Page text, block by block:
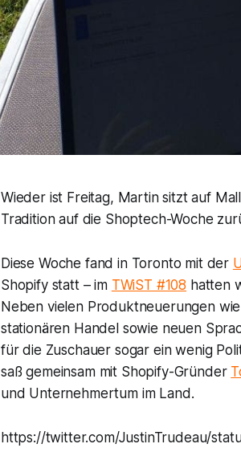
Wieder ist Freitag, Martin sitzt auf
Tradition auf die Shoptech-Woche
Diese Woche fand in Toronto mit der
Shopify statt – im TWiST #108 hatten
Neben vielen Produktneuerungen
stationären Handel sowie neuen
für die Zuschauer sogar ein wenig
saß gemeinsam mit Shopify-Gründer
und Unternehmertum im Land.
https://twitter.com/JustinTrudeau/